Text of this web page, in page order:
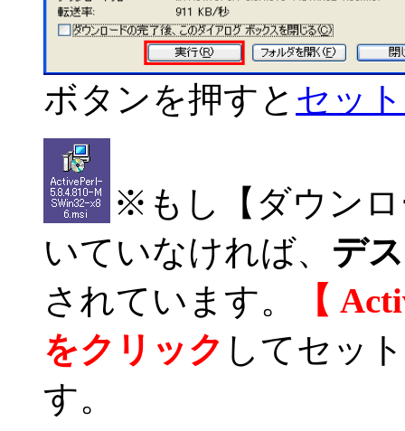
ボタンを押すと セッ
※もし【ダウン
いていなければ、 デ
されています。
【
をクリック してセッ
す。